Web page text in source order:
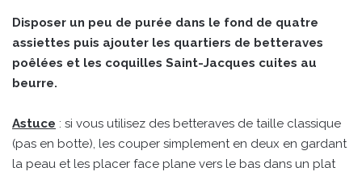
Disposer un peu de purée dans le fond de quatre
assiettes puis ajouter les quartiers de betteraves
poêlées et les coquilles Saint-Jacques cuites au
beurre.
Astuce : si vous utilisez des betteraves de taille classique
(pas en botte), les couper simplement en deux en gardant
la peau et les placer face plane vers le bas dans un plat